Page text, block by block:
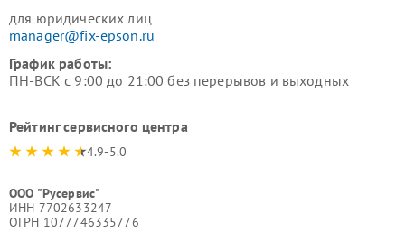
для юридических лиц
manager@fix-epson.ru
График работы:
ПН-ВСК с 9:00 до 21:00 без перерывов и выходных
Рейтинг сервисного центра
4.9-5.0
ООО "Русервис"
ИНН 7702633247
ОГРН 1077746335776